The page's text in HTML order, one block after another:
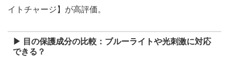
イトチャージ】が高評価。
▶ 目の保護成分の比較：ブルーライトや光刺激に対応
できる？